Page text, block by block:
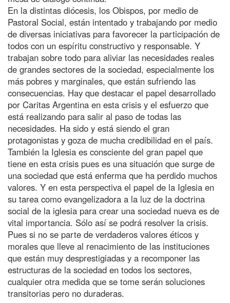
En la distintas diócesis, los Obispos, por medio de
Pastoral Social, están intentado y trabajando por medio
de diversas iniciativas para favorecer la participación de
todos con un espíritu constructivo y responsable. Y
trabajan sobre todo para aliviar las necesidades reales
de grandes sectores de la sociedad, especialmente los
más pobres y marginales, que están sufriendo las
consecuencias. Hay que destacar el papel desarrollado
por Caritas Argentina en esta crisis y el esfuerzo que
está realizando para salir al paso de todas las
necesidades. Ha sido y está siendo el gran
protagonistas y goza de mucha credibilidad en el país.
También la Iglesia es consciente del gran papel que
tiene en esta crisis pues es una situación que surge de
una sociedad que está enferma que ha perdido muchos
valores. Y en esta perspectiva el papel de la Iglesia en
su tarea como evangelizadora a la luz de la doctrina
social de la iglesia para crear una sociedad nueva es de
vital importancia. Sólo así se podrá resolver la crisis.
Pues si no se parte de verdaderos valores éticos y
morales que lleve al renacimiento de las instituciones
que están muy desprestigiadas y a recomponer las
estructuras de la sociedad en todos los sectores,
cualquier otra medida que se tome serán soluciones
transitorias pero no duraderas.